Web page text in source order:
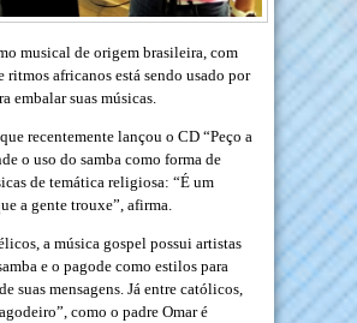
musical de origem brasileira, com
ritmos africanos está sendo usado por
embalar suas músicas.
recentemente lançou o CD “Peço a
o uso do samba como forma de
de temática religiosa: “É um
a gente trouxe”, afirma.
a música gospel possui artistas
e o pagode como estilos para
suas mensagens. Já entre católicos,
como o padre Omar é